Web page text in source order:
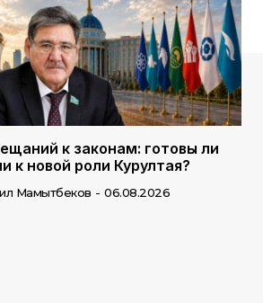
к законам: готовы ли
к новой роли Курултая?
Мамытбеков - 06.08.2026